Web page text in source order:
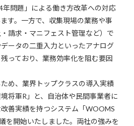
問題」による働き方改革への対応
す。一方で、収集現場の業務や事
請求・マニフェスト管理など）で
ータの二重入力といったアナログ
っており、業務効率化を阻む要因
め、業界トップクラスの導入実績
将軍R」と、自治体や民間事業者に
善実績を持つシステム「WOOMS
を開始いたしました。両社の強みを